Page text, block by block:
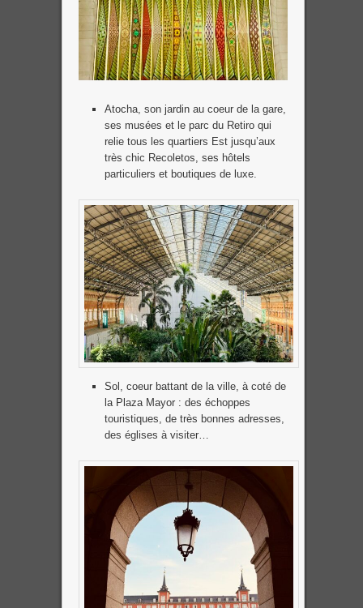
Atocha, son jardin au coeur de la gare,
ses musées et le parc du Retiro qui
relie tous les quartiers Est jusqu’aux
très chic Recoletos, ses hôtels
particuliers et boutiques de luxe.
Sol, coeur battant de la ville, à coté de
la Plaza Mayor : des échoppes
touristiques, de très bonnes adresses,
des églises à visiter…